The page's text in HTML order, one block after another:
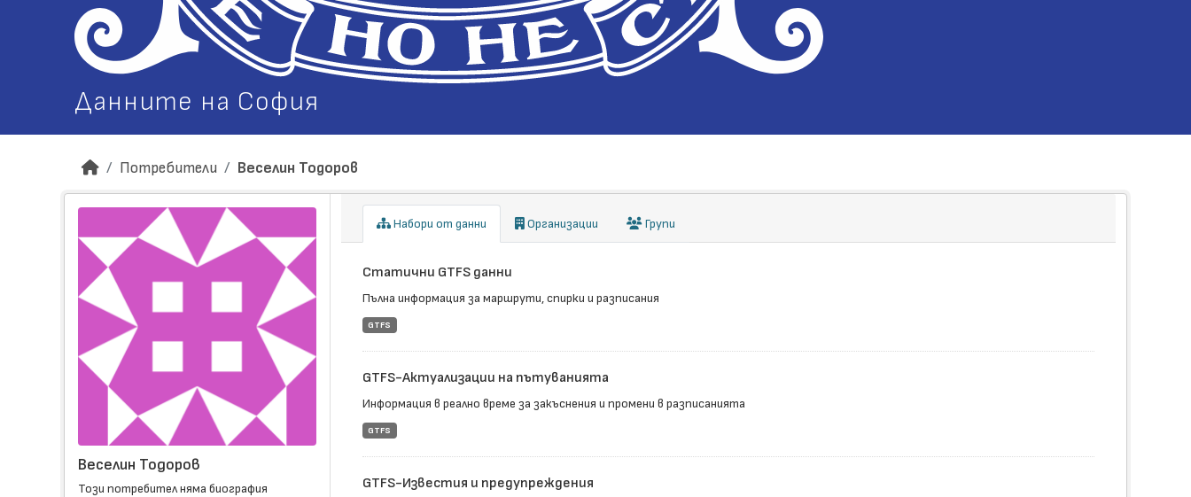
Данните на София
Потребители Веселин Тодоров
Веселин Тодоров
Този потребител няма биография
Набори от данни Организации Групи
Статични GTFS данни
Пълна информация за маршрути, спирки и разписания
GTFS
GTFS-Актуализации на пътуванията
Информация в реално време за закъснения и промени в разписанията
GTFS
GTFS-Известия и предупреждения